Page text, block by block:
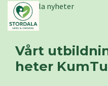
Stordala nyheter
Vårt
heter